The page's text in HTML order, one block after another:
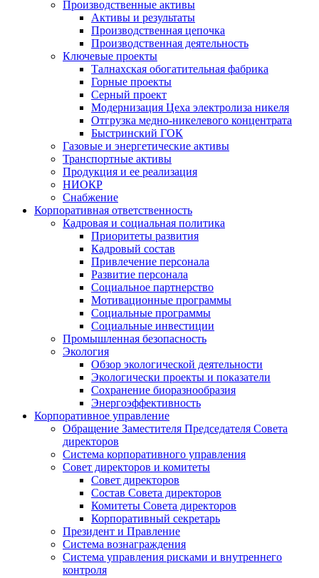
Производственные активы
Активы и результаты
Производственная цепочка
Производственная деятельность
Ключевые проекты
Талнахская обогатительная фабрика
Горные проекты
Серный проект
Модернизация Цеха электролиза никеля
Отгрузка медно-никелевого концентрата
Быстринский ГОК
Газовые и энергетические активы
Транспортные активы
Продукция и ее реализация
НИОКР
Снабжение
Корпоративная ответственность
Кадровая и социальная политика
Приоритеты развития
Кадровый состав
Привлечение персонала
Развитие персонала
Социальное партнерство
Мотивационные программы
Социальные программы
Социальные инвестиции
Промышленная безопасность
Экология
Обзор экологической деятельности
Экологически проекты и показатели
Сохранение биоразнообразия
Энергоэффективность
Корпоративное управление
Обращение Заместителя Председателя Совета
директоров
Система корпоративного управления
Совет директоров и комитеты
Совет директоров
Состав Совета директоров
Комитеты Совета директоров
Корпоративный секретарь
Президент и Правление
Система вознаграждения
Система управления рисками и внутреннего
контроля